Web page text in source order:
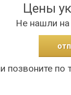
Цены
Не нашли
позвоните по